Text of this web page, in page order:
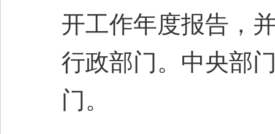
开工作年度报告，
行政部门。中央部
门。